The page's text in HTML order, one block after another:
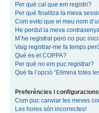
Per què cal que em registri?
Per què finalitza la meva
Com evito que el meu nom
He perdut la meva
M’he registrat però no puc
Vaig registrar-me fa temps
Què és el COPPA?
Per què no em puc registrar?
Què fa l’opció “Elimina totes
Preferències i configuracions
Com puc canviar les meves
Les hores són incorrectes!